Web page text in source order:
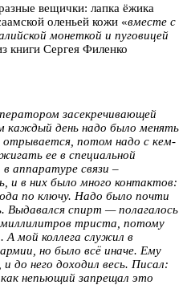
вещички: лапка ёжика
оленьей кожи «вместе с
монеткой и пуговицей
книги Сергея Филенко
засекречивающей
каждый день надо было менять
потом надо с кем-
ее в специальной
аппаратуре связи –
и в них было много контактов:
по ключу. Надо было почти
Выдавался спирт — полагалось
триста, потому
мой коллега служил в
но было всё иначе. Ему
до него доходил весь. Писал:
непьющий запрещал это